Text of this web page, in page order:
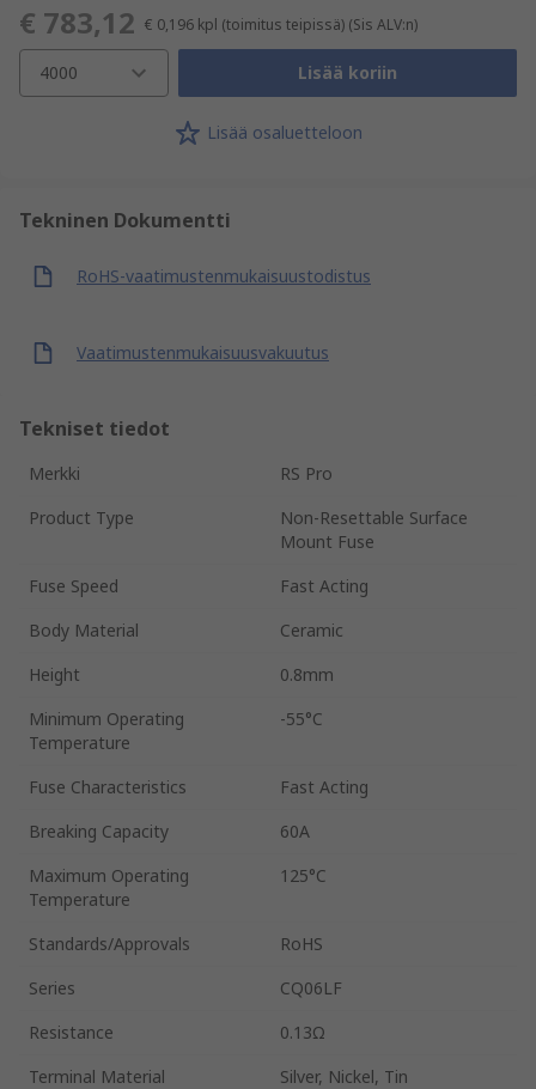
€ 783,12 € 0,196 kpl (toimitus teipissä) (Sis ALV:n)
4000 Lisää koriin
Lisää osaluetteloon
Tekninen Dokumentti
RoHS-vaatimustenmukaisuustodistus
Vaatimustenmukaisuusvakuutus
Tekniset tiedot
Merkki
RS Pro
Product Type
Non-Resettable Surface
Mount Fuse
Fuse Speed
Fast Acting
Body Material
Ceramic
Height
0.8mm
Minimum Operating
Temperature
-55°C
Fuse Characteristics
Fast Acting
Breaking Capacity
60A
Maximum Operating
Temperature
125°C
Standards/Approvals
RoHS
Series
CQ06LF
Resistance
0.13Ω
Terminal Material
Silver, Nickel, Tin